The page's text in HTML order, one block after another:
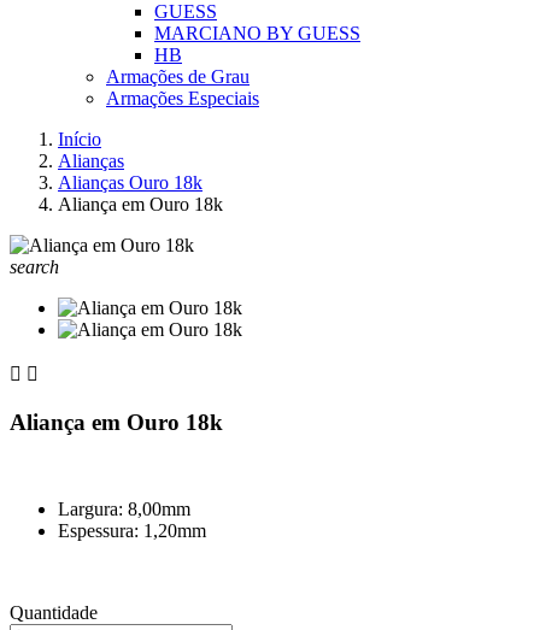
GUESS
MARCIANO BY GUESS
HB
Armações de Grau
Armações Especiais
Início
Alianças
Alianças Ouro 18k
Aliança em Ouro 18k
search
 
Aliança em Ouro 18k
Largura: 8,00mm
Espessura: 1,20mm
Quantidade